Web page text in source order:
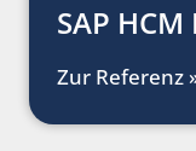
SAP
Zur Referenz